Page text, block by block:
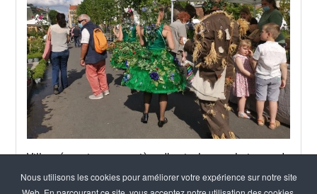
Ville trés active en matière d'agriculture urbaine et de
végétalisation, Montrouge prépare son grand rendez-
vous annuel dédié,Inspirations végétales , qui se
Nous utilisons les cookies pour améliorer votre expérience sur notre site